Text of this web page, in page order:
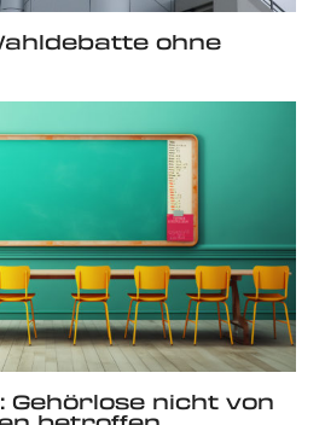
ohne
Gehörlose nicht von